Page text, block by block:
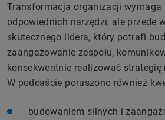
Transformacja organizacji wymaga
odpowiednich narzędzi, ale przede
skutecznego lidera, który potrafi
zaangażowanie zespołu,
konsekwentnie realizować strategię
W podcaście poruszono również
budowaniem silnych i